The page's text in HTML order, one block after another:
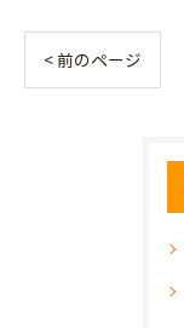
< 前のページ